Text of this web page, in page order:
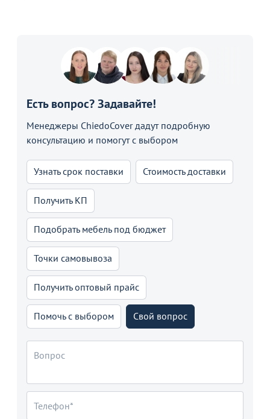
Есть вопрос? Задавайте!
Менеджеры ChiedoCover дадут подробную
консультацию и помогут с выбором
Узнать срок поставки Стоимость доставки
Получить КП
Подобрать мебель под бюджет
Точки самовывоза
Получить оптовый прайс
Помочь с выбором Свой вопрос